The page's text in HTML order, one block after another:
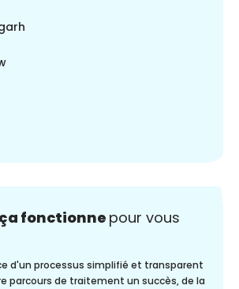
fonctionne pour vous
d'un processus simplifié et transparent
parcours de traitement un succès, de la